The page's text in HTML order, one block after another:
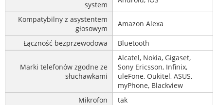
system
Kompatybilny z asystentem
głosowym
Amazon Alexa
Łączność bezprzewodowa Bluetooth
Marki telefonów zgodne ze
słuchawkami
Alcatel, Nokia, Gigaset,
Sony Ericsson, Infinix,
uleFone, Oukitel, ASUS,
myPhone, Blackview
Mikrofon
tak